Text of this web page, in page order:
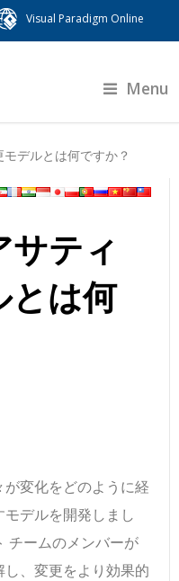
Visual Paradigm Online
Menu
デルとは何ですか？
ティ
とは何
変化をどのように経
デルを開発しまし
チームのメンバーが
、変更をより効果的